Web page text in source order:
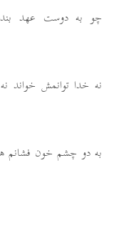
چو به دوست عهد
نه خدا توانمش خواند
به دو چشم خون فشانم